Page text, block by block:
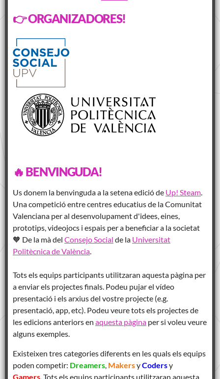
👉 ORGANIZADORES!
🔥 BENVINGUDA!
Us donem la benvinguda a la setena edició de Up! Steam.
Una competició entre centres educatius de la Comunitat
Valenciana per al desenvolupament d'idees, eines,
prototips, videojocs i espais per a beneficiar a la societat
🧡 De la mà del Consejo Social de la Universitat
Politècnica de València.
Tots els equips participants utilitzaran aquesta pàgina per
a enviar els projectes finals. Podeu pujar el vídeo
presentació i els arxius del vostre projecte (e.g.
presentació, app, etc). Podeu veure tots els projectes de
les edicions anteriors en aquesta pàgina per si voleu veure
alguns exemples.
Existeixen tres categories diferents en les quals els equips
poden competir: Dreamers, MakersyCodersy
Gamers. Tots els equips participants utilitzaran aquesta